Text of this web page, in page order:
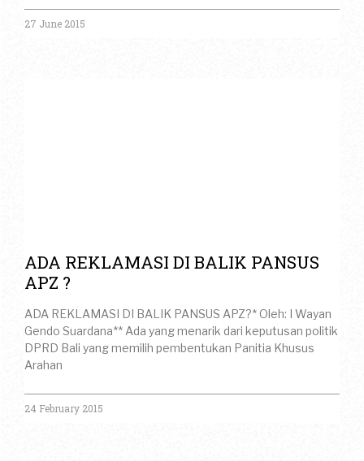
27 June 2015
ADA REKLAMASI DI BALIK PANSUS
APZ ?
ADA REKLAMASI DI BALIK PANSUS APZ?* Oleh: I Wayan
Gendo Suardana** Ada yang menarik dari keputusan politik
DPRD Bali yang memilih pembentukan Panitia Khusus
Arahan
24 February 2015